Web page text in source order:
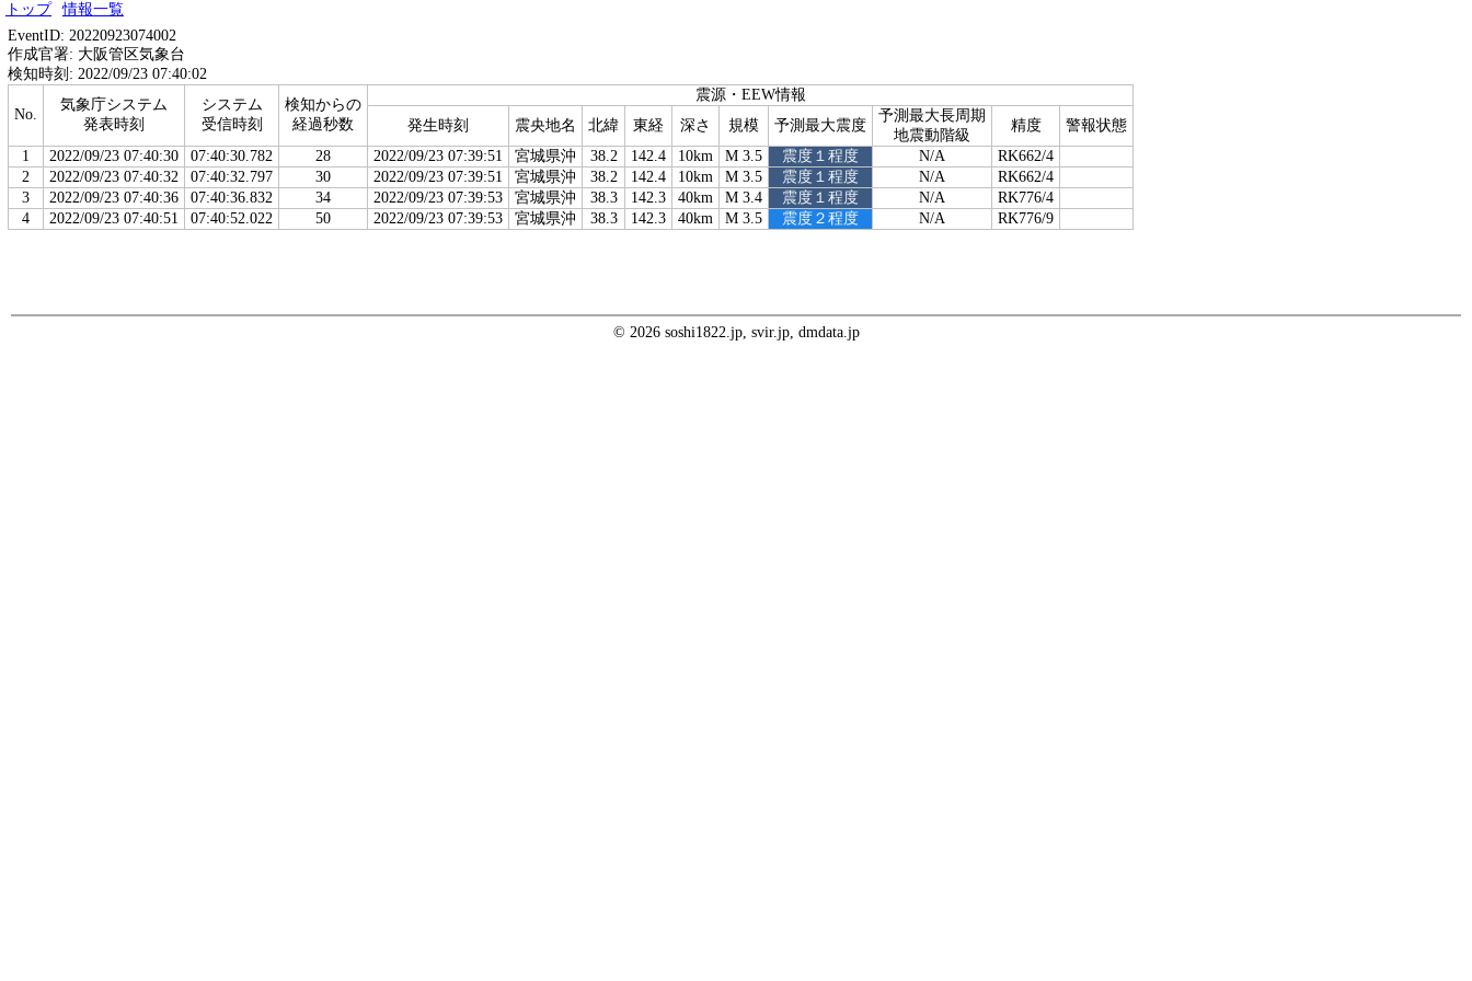
トップ
情報一覧
EventID: 20220923074002
作成官署: 大阪管区気象台
検知時刻: 2022/09/23 07:40:02
No.
気象庁システム
発表時刻
システム
受信時刻
検知からの
経過秒数
震源・EEW情報
発生時刻
震央地名 北緯 東経 深さ 規模 予測最大震度
予測最大長周期
地震動階級
精度
警報状態
1
2022/09/23 07:40:30 07:40:30.782 28 2022/09/23 07:39:51 宮城県沖 38.2 142.4 10km M 3.5 震度１程度 N/A
RK662/4
2
2022/09/23 07:40:32 07:40:32.797 30 2022/09/23 07:39:51 宮城県沖 38.2 142.4 10km M 3.5 震度１程度 N/A
RK662/4
3
2022/09/23 07:40:36 07:40:36.832 34 2022/09/23 07:39:53 宮城県沖 38.3 142.3 40km M 3.4 震度１程度 N/A
RK776/4
4
2022/09/23 07:40:51 07:40:52.022 50 2022/09/23 07:39:53 宮城県沖 38.3 142.3 40km M 3.5 震度２程度 N/A RK776/9
© 2026 soshi1822.jp, svir.jp, dmdata.jp